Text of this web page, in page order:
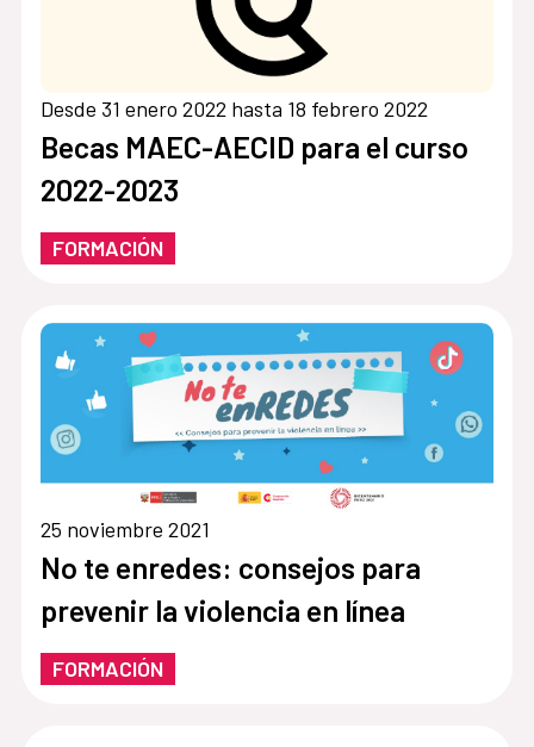
Desde 31 enero 2022 hasta 18 febrero 2022
Becas MAEC-AECID para el curso
2022-2023
FORMACIÓN
25 noviembre 2021
No te enredes: consejos para
prevenir la violencia en línea
FORMACIÓN